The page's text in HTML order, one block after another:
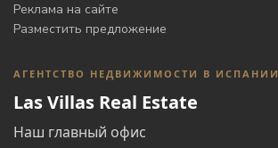
Реклама на сайте
Разместить предложение
АГЕНТСТВО НЕДВИЖИМОСТИ В ИСПАНИИ
Las Villas Real Estate
Наш главный офис